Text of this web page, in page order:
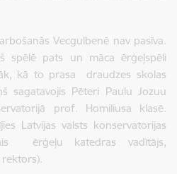
Vecgulbenē nav pasīva.
spēlē pats un māca ērģeļspēli
kā to prasa draudzes skolas
sagatavojis Pēteri Paulu Jozuu
prof. Homiliusa klasē.
Latvijas valsts konservatorijas
ērģeļu katedras vadītājs,